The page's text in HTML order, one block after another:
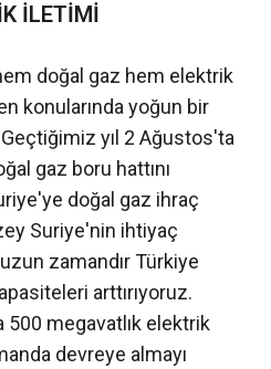
İLETİMİ
doğal gaz hem elektrik
konularında yoğun bir
yıl 2 Ağustos'ta
gaz boru hattını
doğal gaz ihraç
Suriye'nin ihtiyaç
zamandır Türkiye
arttırıyoruz.
500 megavatlık elektrik
devreye almayı